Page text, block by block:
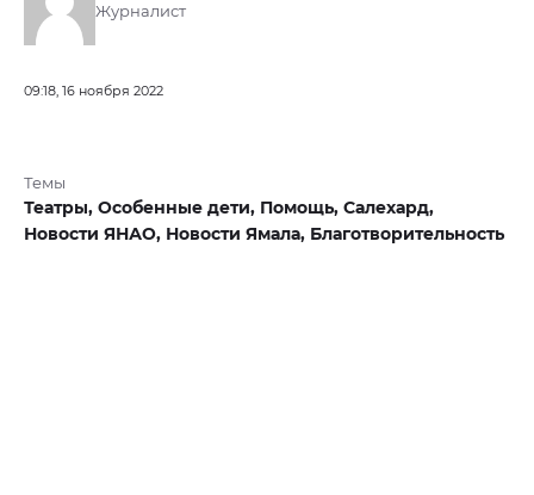
Журналист
09:18, 16 ноября 2022
Темы
Театры, Особенные дети, Помощь, Салехард,
Новости ЯНАО, Новости Ямала, Благотворительность